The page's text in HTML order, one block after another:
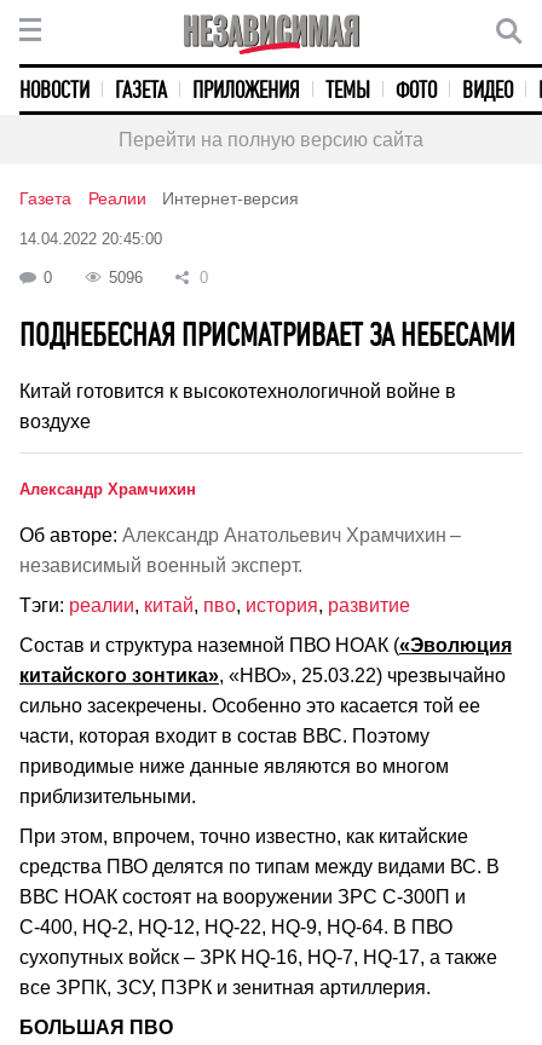
НОВОСТИ ГАЗЕТА ПРИЛОЖЕНИЯ ТЕМЫ ФОТО ВИДЕО
Перейти на полную версию сайта
Газета Реалии Интернет-версия
14.04.2022 20:45:00
0 5096 0
ПОДНЕБЕСНАЯ ПРИСМАТРИВАЕТ ЗА НЕБЕСАМИ
Китай готовится к высокотехнологичной войне в
воздухе
Александр Храмчихин
Об авторе: Александр Анатольевич Храмчихин –
независимый военный эксперт.
Тэги: реалии, китай, пво, история, развитие
Состав и структура наземной ПВО НОАК («Эволюция
китайского зонтика», «НВО», 25.03.22) чрезвычайно
сильно засекречены. Особенно это касается той ее
части, которая входит в состав ВВС. Поэтому
приводимые ниже данные являются во многом
приблизительными.
При этом, впрочем, точно известно, как китайские
средства ПВО делятся по типам между видами ВС. В
ВВС НОАК состоят на вооружении ЗРС С-300П и
С-400, HQ-2, HQ-12, HQ-22, HQ-9, HQ-64. В ПВО
сухопутных войск – ЗРК HQ-16, HQ-7, HQ-17, а также
все ЗРПК, ЗСУ, ПЗРК и зенитная артиллерия.
БОЛЬШАЯ ПВО